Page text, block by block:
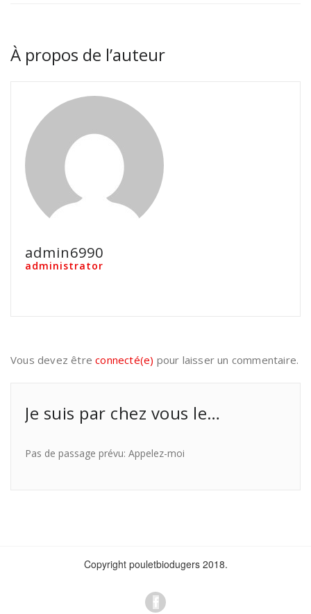
À propos de l’auteur
admin6990
administrator
Vous devez êtreconnecté(e) pour laisser un commentaire.
Je suis par chez vous le…
Pas de passage prévu: Appelez-moi
Copyright pouletbiodugers 2018.